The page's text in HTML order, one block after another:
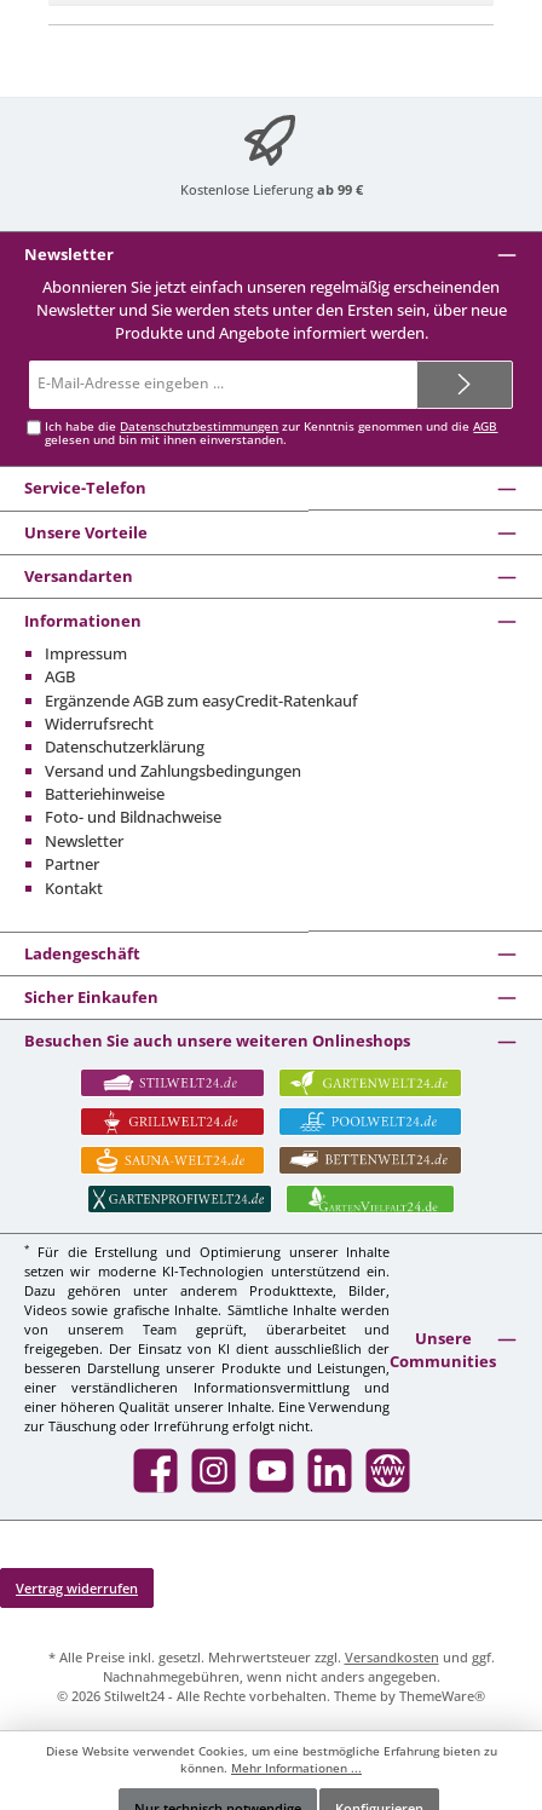
Kostenlose Lieferung ab 99 €
Newsletter
Abonnieren Sie jetzt einfach unseren regelmäßig erscheinenden
Newsletter und Sie werden stets unter den Ersten sein, über neue
Produkte und Angebote informiert werden.
Mail-
Ich habe die Datenschutzbestimmungen zur Kenntnis genommen und dieAGB
gelesen und bin mit ihnen einverstanden.
Service-Telefon
Unsere Vorteile
Versandarten
Informationen
Impressum
AGB
Ergänzende AGB zum easyCredit-Ratenkauf
Widerrufsrecht
Datenschutzerklärung
Versand und Zahlungsbedingungen
Batteriehinweise
Foto- und Bildnachweise
Newsletter
Partner
Kontakt
Ladengeschäft
Sicher Einkaufen
Besuchen Sie auch unsere weiteren Onlineshops
*
Für die Erstellung und Optimierung unserer Inhalte
setzen wir moderne KI-Technologien unterstützend ein.
Dazu gehören unter anderem Produkttexte, Bilder,
Videos sowie grafische Inhalte. Sämtliche Inhalte werden
von unserem Team geprüft, überarbeitet und
freigegeben. Der Einsatz von KI dient ausschließlich der
besseren Darstellung unserer Produkte und Leistungen,
einer verständlicheren Informationsvermittlung und
einer höheren Qualität unserer Inhalte. Eine Verwendung
zur Täuschung oder Irreführung erfolgt nicht.
Unsere
Communities
Facebook InstagramYouTube LinkedIn Website
Vertrag widerrufen
* Alle Preise inkl. gesetzl. Mehrwertsteuer zzgl. Versandkosten und ggf.
Nachnahmegebühren, wenn nicht anders angegeben.
© 2026 Stilwelt24 - Alle Rechte vorbehalten. Theme by ThemeWare®
Diese Website verwendet Cookies, um eine bestmögliche Erfahrung bieten zu
können. Mehr Informationen ...